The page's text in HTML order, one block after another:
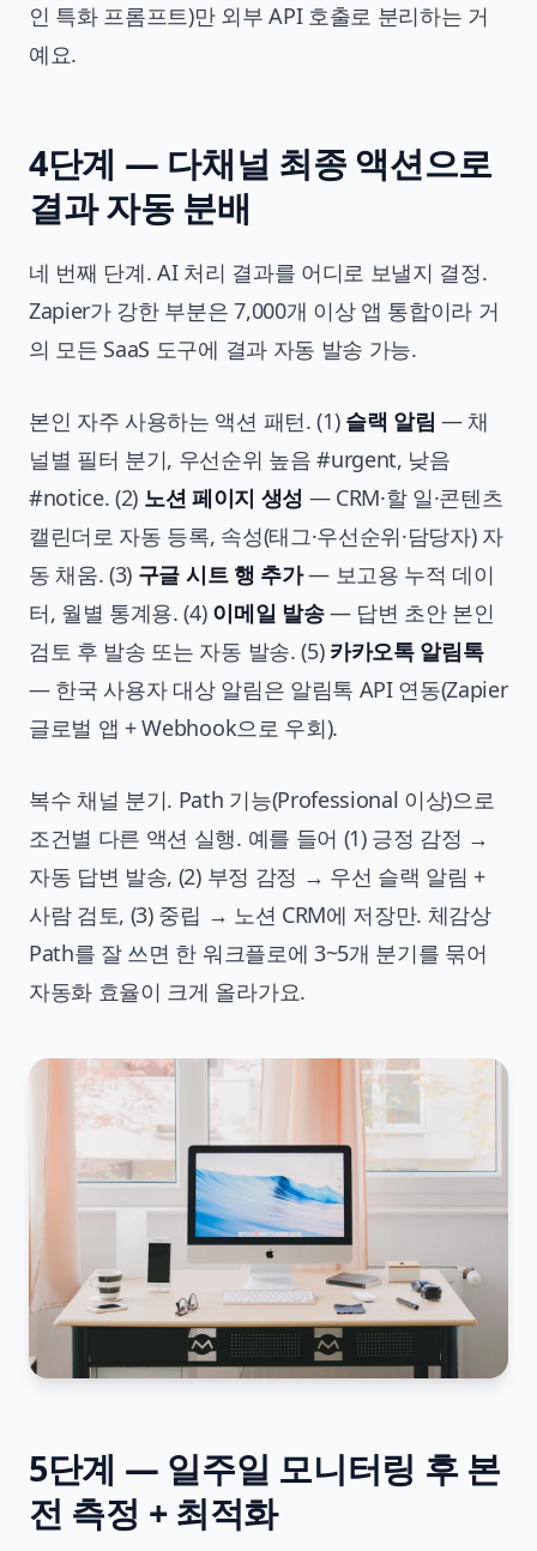
인 특화 프롬프트)만 외부 API 호출로 분리하는 거
예요.
4단계 — 다채널 최종 액션으로
결과 자동 분배
네 번째 단계. AI 처리 결과를 어디로 보낼지 결정.
Zapier가 강한 부분은 7,000개 이상 앱 통합이라 거
의 모든 SaaS 도구에 결과 자동 발송 가능.
본인 자주 사용하는 액션 패턴. (1) 슬랙 알림 — 채
널별 필터 분기, 우선순위 높음 #urgent, 낮음
#notice. (2) 노션 페이지 생성 — CRM·할 일·콘텐츠
캘린더로 자동 등록, 속성(태그·우선순위·담당자) 자
동 채움. (3) 구글 시트 행 추가— 보고용 누적 데이
터, 월별 통계용. (4) 이메일 발송— 답변 초안 본인
검토 후 발송 또는 자동 발송. (5) 카카오톡 알림톡
— 한국 사용자 대상 알림은 알림톡 API 연동(Zapier
글로벌 앱 + Webhook으로 우회).
복수 채널 분기. Path 기능(Professional 이상)으로
조건별 다른 액션 실행. 예를 들어 (1) 긍정 감정 →
자동 답변 발송, (2) 부정 감정 → 우선 슬랙 알림 +
사람 검토, (3) 중립 → 노션 CRM에 저장만. 체감상
Path를 잘 쓰면 한 워크플로에 3~5개 분기를 묶어
자동화 효율이 크게 올라가요.
5단계 — 일주일 모니터링 후 본
전 측정 + 최적화